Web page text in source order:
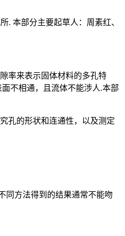
. 本部分主要起草人：周素红、
率来表示固体材料的多孔特
不相通，且流体不能涉人.本部
孔的形状和连通性，以及测定
同方法得到的结果通常不能吻